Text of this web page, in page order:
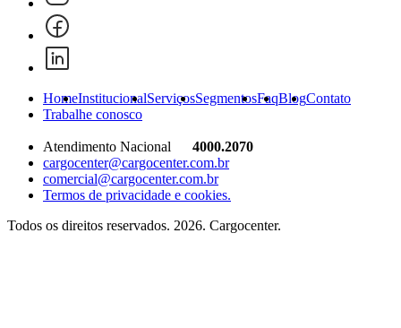
HomeInstitucionalServiçosSegmentosFaqBlogContato
Trabalhe conosco
Atendimento Nacional
4000.2070
cargocenter@cargocenter.com.br
comercial@cargocenter.com.br
Termos de privacidade e cookies.
Todos os direitos reservados. 2026. Cargocenter.